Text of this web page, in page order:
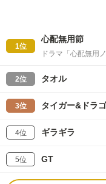
1位
心配無用節
ドラマ「心配無用
2位 タオル
3位 タイガー&ドラ
4位 ギラギラ
5位 GT